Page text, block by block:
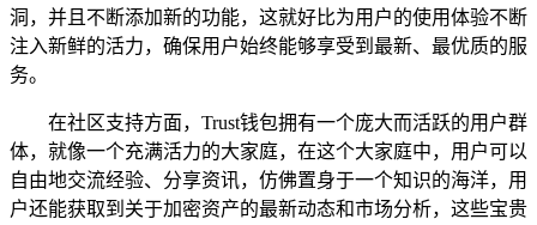
洞，并且不断添加新的功能，这就好比为用户的使用体验不断
注入新鲜的活力，确保用户始终能够享受到最新、最优质的服
务。
在社区支持方面，Trust钱包拥有一个庞大而活跃的用户群
体，就像一个充满活力的大家庭，在这个大家庭中，用户可以
自由地交流经验、分享资讯，仿佛置身于一个知识的海洋，用
户还能获取到关于加密资产的最新动态和市场分析，这些宝贵